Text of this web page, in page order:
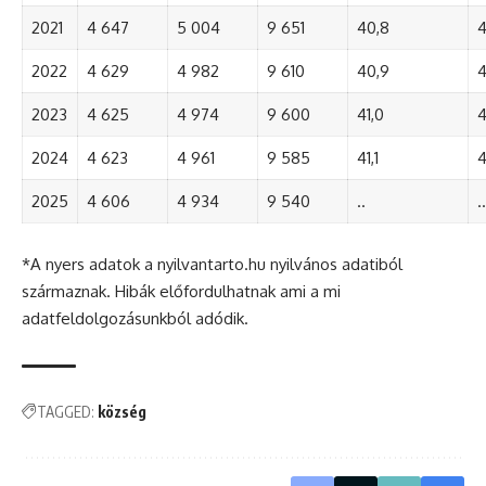
2021 4 647 5 004 9 651 40,8
2022 4 629 4 982 9 610 40,9
2023 4 625 4 974 9 600 41,0
2024 4 623 4 961 9 585 41,1
2025 4 606 4 934 9 540 .. ..
*A nyers adatok a nyilvantarto.hu nyilvános adatiból
származnak. Hibák előfordulhatnak ami a mi
adatfeldolgozásunkból adódik.
TAGGED: község